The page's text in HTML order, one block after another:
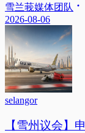
雪兰莪媒体团队
2026-08-06
selangor
【雪州议会】